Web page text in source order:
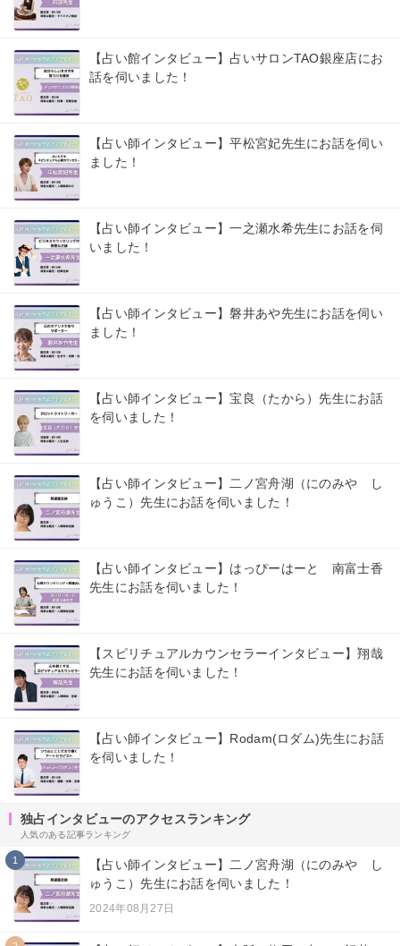
【占い館インタビュー】占いサロンTAO銀座店にお
話を伺いました！
【占い師インタビュー】平松宮妃先生にお話を伺い
ました！
【占い師インタビュー】一之瀬水希先生にお話を伺
いました！
【占い師インタビュー】磐井あや先生にお話を伺い
ました！
【占い師インタビュー】宝良（たから）先生にお話
を伺いました！
【占い師インタビュー】二ノ宮舟湖（にのみや し
ゅうこ）先生にお話を伺いました！
【占い師インタビュー】はっぴーはーと 南富士香
先生にお話を伺いました！
【スピリチュアルカウンセラーインタビュー】翔哉
先生にお話を伺いました！
【占い師インタビュー】Rodam(ロダム)先生にお話
を伺いました！
独占インタビューのアクセスランキング
人気のある記事ランキング
1
【占い師インタビュー】二ノ宮舟湖（にのみや し
ゅうこ）先生にお話を伺いました！
2024年08月27日